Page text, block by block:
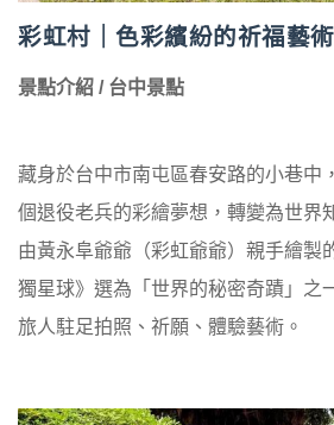
彩虹村｜色彩繽紛的祈福藝
景點介紹 / 台中景點
藏身於台中市南屯區春安路的小巷中
個退役老兵的彩繪夢想，轉變為世界
由黃永阜爺爺（彩虹爺爺）親手繪製
獨星球》選為「世界的秘密奇蹟」之
旅人駐足拍照、祈願、體驗藝術。